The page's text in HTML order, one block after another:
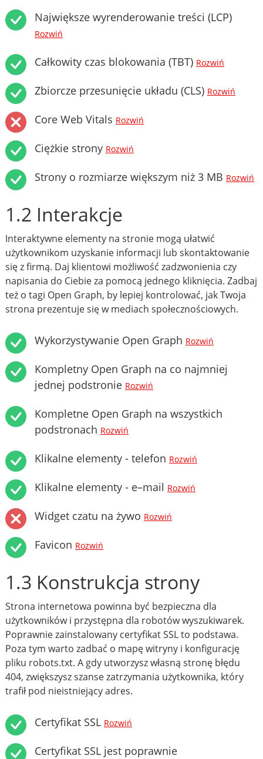
Największe wyrenderowanie treści (LCP)
Rozwiń
Całkowity czas blokowania (TBT) Rozwiń
Zbiorcze przesunięcie układu (CLS) Rozwiń
Core Web Vitals Rozwiń
Ciężkie strony Rozwiń
Strony o rozmiarze większym niż 3 MB Rozwiń
1.2 Interakcje
Interaktywne elementy na stronie mogą ułatwić
użytkownikom uzyskanie informacji lub skontaktowanie
się z firmą. Daj klientowi możliwość zadzwonienia czy
napisania do Ciebie za pomocą jednego kliknięcia. Zadbaj
też o tagi Open Graph, by lepiej kontrolować, jak Twoja
strona prezentuje się w mediach społecznościowych.
Wykorzystywanie Open Graph Rozwiń
Kompletny Open Graph na co najmniej
jednej podstronie Rozwiń
Kompletne Open Graph na wszystkich
podstronach Rozwiń
Klikalne elementy - telefon Rozwiń
Klikalne elementy - e–mail Rozwiń
Widget czatu na żywo Rozwiń
Favicon Rozwiń
1.3 Konstrukcja strony
Strona internetowa powinna być bezpieczna dla
użytkowników i przystępna dla robotów wyszukiwarek.
Poprawnie zainstalowany certyfikat SSL to podstawa.
Poza tym warto zadbać o mapę witryny i konfigurację
pliku robots.txt. A gdy utworzysz własną stronę błędu
404, zwiększysz szanse zatrzymania użytkownika, który
trafił pod nieistniejący adres.
Certyfikat SSL Rozwiń
Certyfikat SSL jest poprawnie